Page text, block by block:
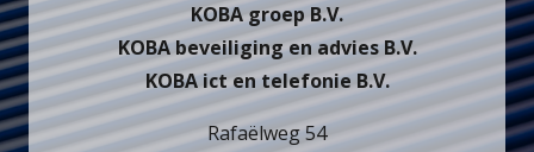
KOBA groep B.V.
KOBA beveiliging en advies B.V.
KOBA ict en telefonie B.V.
Rafaëlweg 54